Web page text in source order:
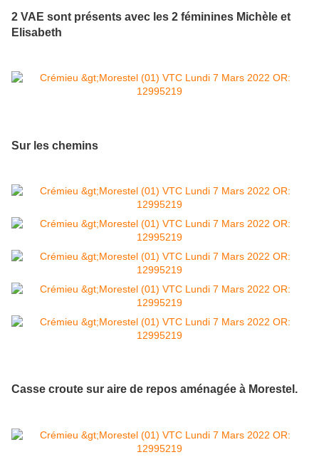
2 VAE sont présents avec les 2 féminines Michèle et
Elisabeth
Sur les chemins
Casse croute sur aire de repos aménagée à Morestel.